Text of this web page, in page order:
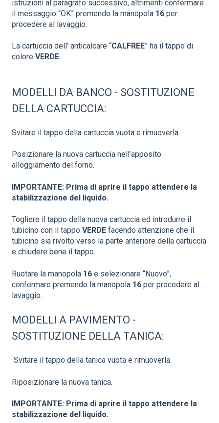
istruzioni al paragrafo successivo, altrimenti confermare
il messaggio “OK” premendo la manopola 16 per
procedere al lavaggio.
La cartuccia dell’ anticalcare “CALFREE” ha il tappo di
colore VERDE
MODELLI DA BANCO - SOSTITUZIONE
DELLA CARTUCCIA:
Svitare il tappo della cartuccia vuota e rimuoverla.
Posizionare la nuova cartuccia nell’apposito
alloggiamento del forno.
IMPORTANTE: Prima di aprire il tappo attendere la
stabilizzazione del liquido.
Togliere il tappo della nuova cartuccia ed introdurre il
tubicino con il tappo VERDE facendo attenzione che il
tubicino sia rivolto verso la parte anteriore della cartuccia
e chiudere bene il tappo.
Ruotare la manopola 16 e selezionare “Nuovo”,
confermare premendo la manopola 16 per procedere al
lavaggio.
MODELLI A PAVIMENTO -
SOSTITUZIONE DELLA TANICA:
Svitare il tappo della tanica vuota e rimuoverla.
Riposizionare la nuova tanica.
IMPORTANTE: Prima di aprire il tappo attendere la
stabilizzazione del liquido.